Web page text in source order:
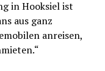
in Hooksiel ist
aus ganz
anreisen,